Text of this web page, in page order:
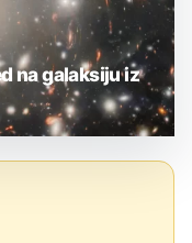
na galaksiju iz